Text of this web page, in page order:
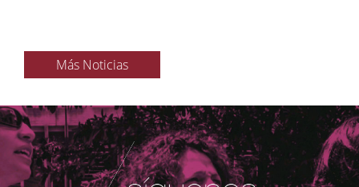
Más Noticias